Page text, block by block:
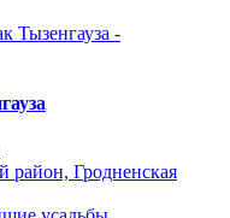
район, Гродненская